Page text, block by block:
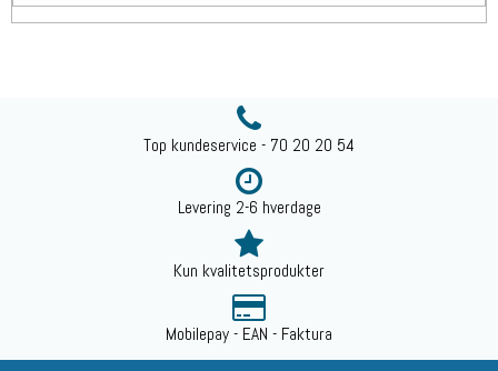
Top kundeservice - 70 20 20 54
Levering 2-6 hverdage
Kun kvalitetsprodukter
Mobilepay - EAN - Faktura